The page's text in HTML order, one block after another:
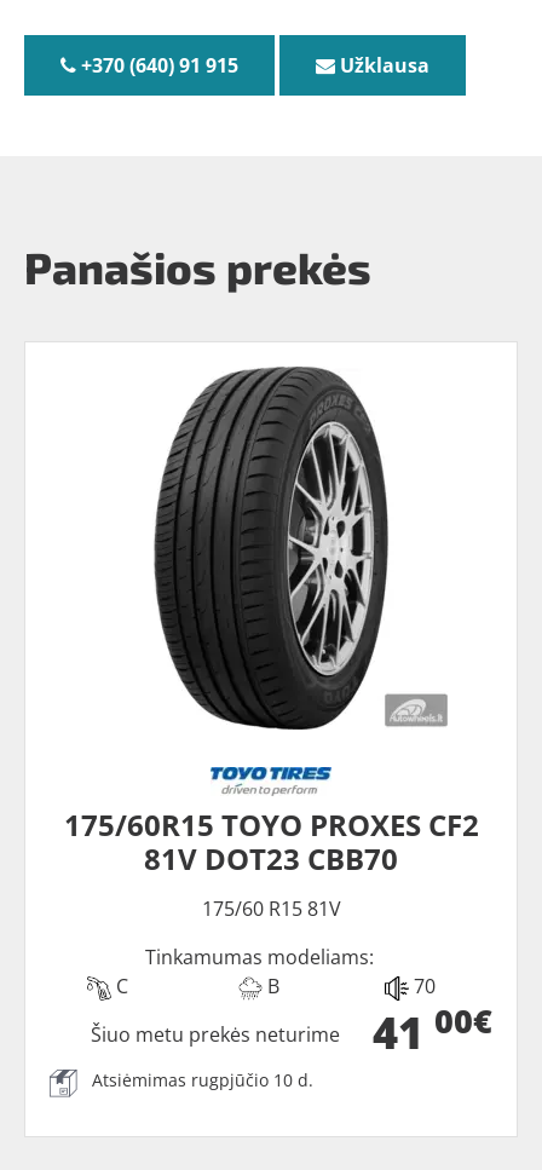
+370 (640) 91 915 Užklausa
Panašios prekės
175/60R15 TOYO PROXES CF2
81V DOT23 CBB70
175/60 R15 81V
Tinkamumas modeliams:
C
B 70
41 00€
Šiuo metu prekės neturime
Atsiėmimas rugpjūčio 10 d.